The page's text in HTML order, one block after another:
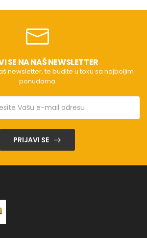
SE NA NAŠ NEWSLETTER
newsletter, te budite u toku sa najboljim
ponudama
PRIJAVI SE